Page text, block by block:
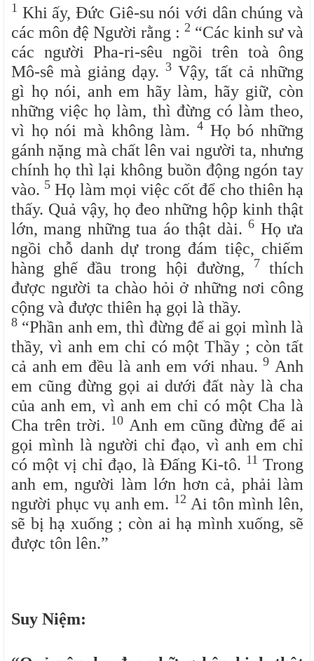
1 Khi ấy, Đức Giê-su nói với dân chúng và
các môn đệ Người rằng : 2 “Các kinh sư và
các người Pha-ri-sêu ngồi trên toà ông
Mô-sê mà giảng dạy. 3 Vậy, tất cả những
gì họ nói, anh em hãy làm, hãy giữ, còn
những việc họ làm, thì đừng có làm theo,
vì họ nói mà không làm. 4 Họ bó những
gánh nặng mà chất lên vai người ta, nhưng
chính họ thì lại không buồn động ngón tay
vào. 5 Họ làm mọi việc cốt để cho thiên hạ
thấy. Quả vậy, họ đeo những hộp kinh thật
lớn, mang những tua áo thật dài.6 Họ ưa
ngồi chỗ danh dự trong đám tiệc, chiếm
hàng ghế đầu trong hội đường,
7
thích
được người ta chào hỏi ở những nơi công
cộng và được thiên hạ gọi là thầy.
8 “Phần anh em, thì đừng để ai gọi mình là
thầy, vì anh em chỉ có một Thầy ; còn tất
cả anh em đều là anh em với nhau.9 Anh
em cũng đừng gọi ai dưới đất này là cha
của anh em, vì anh em chỉ có một Cha là
Cha trên trời. 10 Anh em cũng đừng để ai
gọi mình là người chỉ đạo, vì anh em chỉ
có một vị chỉ đạo, là Đấng Ki-tô. 11 Trong
anh em, người làm lớn hơn cả, phải làm
người phục vụ anh em. 12 Ai tôn mình lên,
sẽ bị hạ xuống ; còn ai hạ mình xuống, sẽ
được tôn lên.”
Suy Niệm: